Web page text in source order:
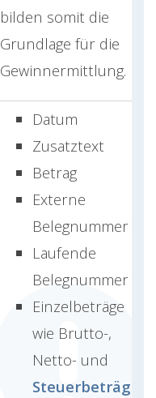
bilden somit die
Grundlage für die
Gewinnermittlung.
Datum
Zusatztext
Betrag
Externe
Belegnummer
Laufende
Belegnummer
Einzelbeträge
wie Brutto-,
Netto- und
Steuerbeträge